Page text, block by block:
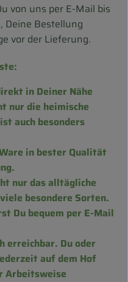
von uns per E-Mail bis
Deine Bestellung
vor der Lieferung.
in Deiner Nähe
nur die heimische
auch besonders
in bester Qualität
nur das alltägliche
besondere Sorten.
Du bequem per E-Mail
erreichbar. Du oder
auf dem Hof
Arbeitsweise